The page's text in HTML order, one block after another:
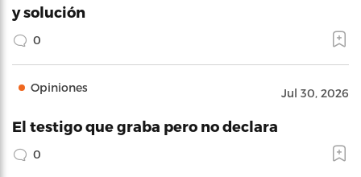
y solución
0
Opiniones Jul 30, 2026
El testigo que graba pero no declara
0